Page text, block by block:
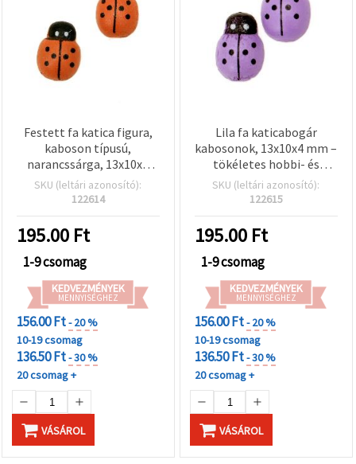
Festett fa katica figura,
kaboson típusú,
narancssárga, 13x10x4
mm, 20 db
SKU (leltári azonosító):
122614
195.00 Ft
1-9 csomag
KEDVEZMÉNYEK
MENNYISÉGHEZ
156.00 Ft- 20 %
10-19 csomag
136.50 Ft- 30 %
20 csomag +
VÁSÁROL
Lila fa katicabogár
kabosonok, 13x10x4 mm –
tökéletes hobbi- és
kézműves projektekhez,
scrapbookhoz és DIY
dekorációkhoz, 20 db-os
szett
SKU (leltári azonosító):
122615
195.00 Ft
1-9 csomag
KEDVEZMÉNYEK
MENNYISÉGHEZ
156.00 Ft- 20 %
10-19 csomag
136.50 Ft- 30 %
20 csomag +
VÁSÁROL